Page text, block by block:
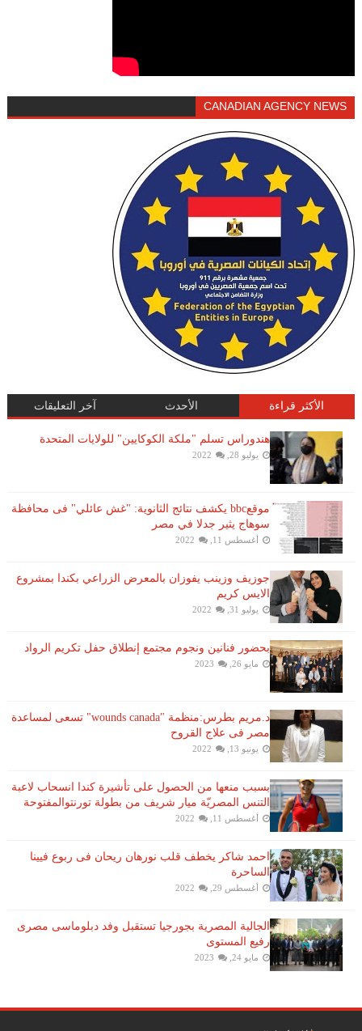
CANADIAN AGENCY NEWS
الأكثر قراءة الأحدث آخر التعليقات
هندوراس تسلم "ملكة الكوكايين" للولايات المتحدة
يوليو 28, 2022
موقعbbc يكشف نتائج الثانوية: "غش عائلي" فى محافظة
سوهاج يثير جدلا في مصر
أغسطس 11, 2022
جوزيف وزينب يفوزان بالمعرض الزراعي بكندا بمشروع
الايس كريم
يوليو 31, 2022
بحضور فنانين ونجوم مجتمع إنطلاق حفل تكريم الرواد
مايو 26, 2023
د.مريم بطرس:منظمة "wounds canada" تسعى لمساعدة
مصر فى علاج القروح
يونيو 13, 2022
بسبب منعها من الحصول على تأشيرة كندا انسحاب لاعبة ​
التنس​ المصريّة ​ميار شريف​ من بطولة ​تورنتو​المفتوحة
أغسطس 11, 2022
احمد شاكر يخطف قلب نورهان ريحان فى ربوع فيينا
الساحرة
أغسطس 29, 2022
الجالية المصرية بجورجيا تستقبل وفد دبلوماسى مصرى
رفيع المستوى
مايو 24, 2023